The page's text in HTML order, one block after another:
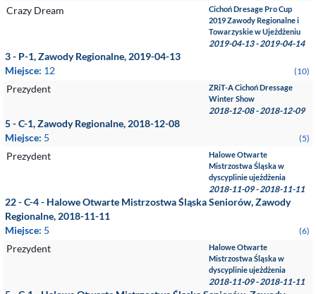
Crazy Dream
Cichoń Dresage Pro Cup
2019 Zawody Regionalne i
Towarzyskie w Ujeżdżeniu
2019-04-13 - 2019-04-14
3 - P-1, Zawody Regionalne, 2019-04-13
Miejsce: 12 (10)
Prezydent
ZRiT-A Cichoń Dressage
Winter Show
2018-12-08 - 2018-12-09
5 - C-1, Zawody Regionalne, 2018-12-08
Miejsce: 5 (5)
Prezydent
Halowe Otwarte
Mistrzostwa Śląska w
dyscyplinie ujeżdżenia
2018-11-09 - 2018-11-11
22 - C-4 - Halowe Otwarte Mistrzostwa Śląska Seniorów, Zawody
Regionalne, 2018-11-11
Miejsce: 5 (6)
Prezydent
Halowe Otwarte
Mistrzostwa Śląska w
dyscyplinie ujeżdżenia
2018-11-09 - 2018-11-11